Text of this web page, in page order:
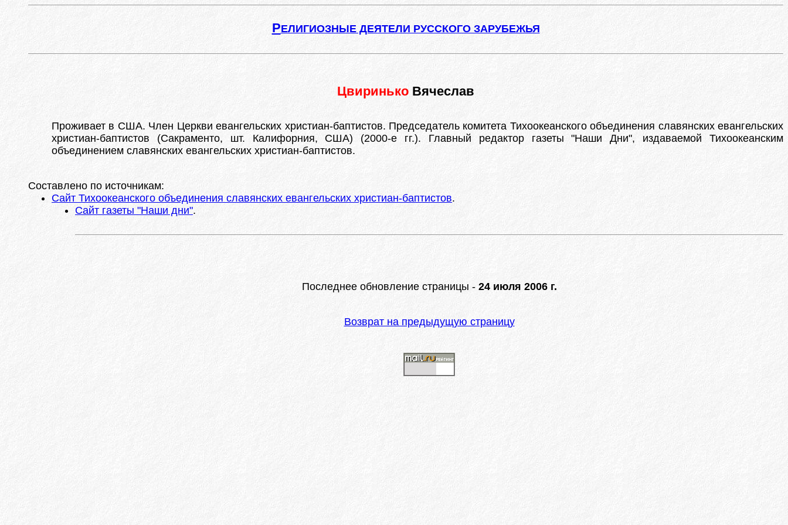
РЕЛИГИОЗНЫЕ ДЕЯТЕЛИ РУССКОГО ЗАРУБЕЖЬЯ
Цвиринько Вячеслав
Проживает в США. Член Церкви евангельских христиан-баптистов. Председатель комитета Тихоокеанского объединения славянских евангельских
христиан-баптистов (Сакраменто, шт. Калифорния, США) (2000-е гг.). Главный редактор газеты "Наши Дни", издаваемой Тихоокеанским
объединением славянских евангельских христиан-баптистов.
Составлено по источникам:
Сайт Тихоокеанского объединения славянских евангельских христиан-баптистов.
Сайт газеты "Наши дни".
Последнее обновление страницы - 24 июля 2006 г.
Возврат на предыдущую страницу